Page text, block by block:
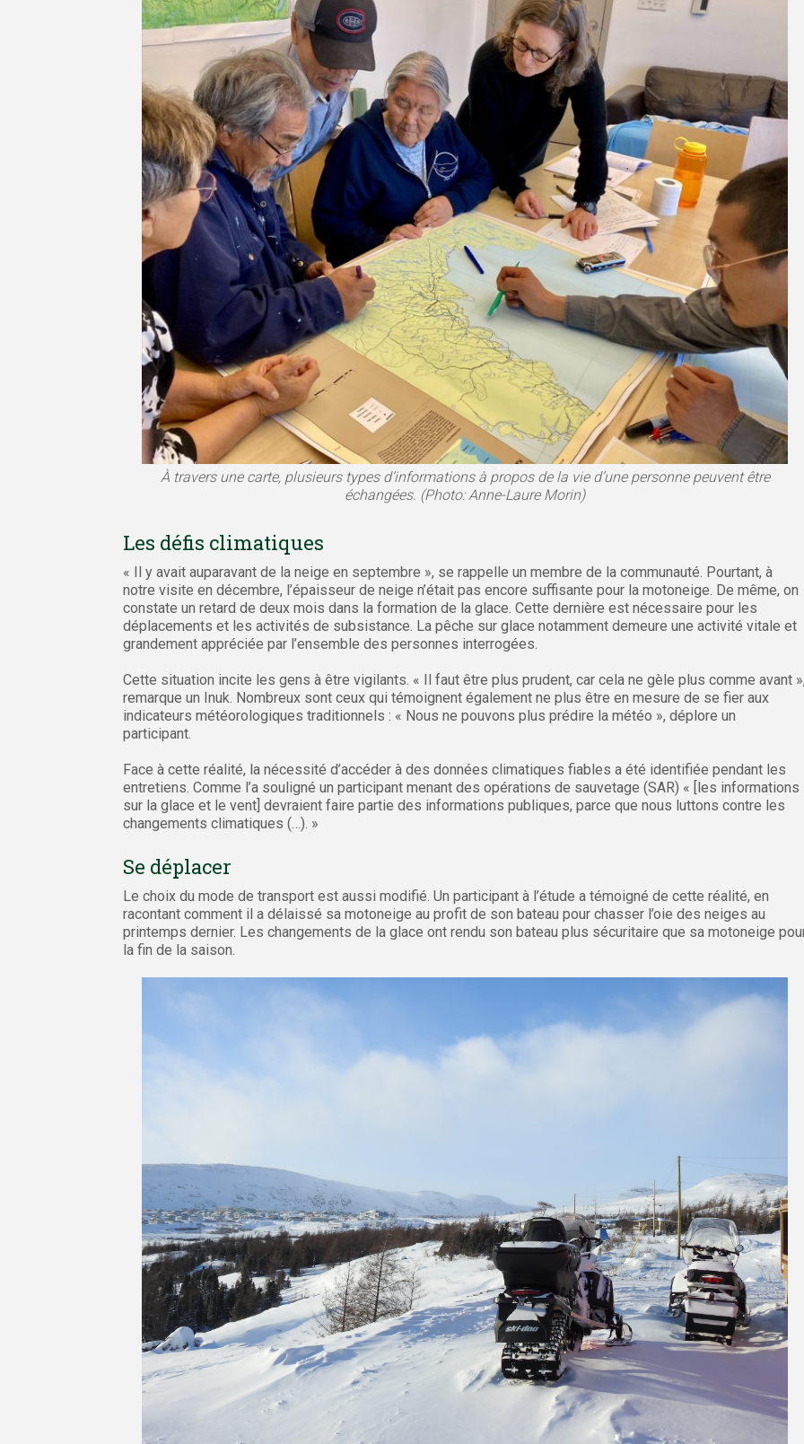
À travers une carte, plusieurs types d’informations à propos de la vie d’une personne peuvent être
échangées. (Photo: Anne-Laure Morin)
Les défis climatiques
« Il y avait auparavant de la neige en septembre », se rappelle un membre de la communauté. Pourtant, à
notre visite en décembre, l’épaisseur de neige n’était pas encore suffisante pour la motoneige. De même, on
constate un retard de deux mois dans la formation de la glace. Cette dernière est nécessaire pour les
déplacements et les activités de subsistance. La pêche sur glace notamment demeure une activité vitale et
grandement appréciée par l’ensemble des personnes interrogées.
Cette situation incite les gens à être vigilants. « Il faut être plus prudent, car cela ne gèle plus comme avant
remarque un Inuk. Nombreux sont ceux qui témoignent également ne plus être en mesure de se fier aux
indicateurs météorologiques traditionnels : « Nous ne pouvons plus prédire la météo », déplore un
participant.
Face à cette réalité, la nécessité d’accéder à des données climatiques fiables a été identifiée pendant les
entretiens. Comme l’a souligné un participant menant des opérations de sauvetage (SAR) « [les informations
sur la glace et le vent] devraient faire partie des informations publiques, parce que nous luttons contre les
changements climatiques (…). »
Se déplacer
Le choix du mode de transport est aussi modifié. Un participant à l’étude a témoigné de cette réalité, en
racontant comment il a délaissé sa motoneige au profit de son bateau pour chasser l’oie des neiges au
printemps dernier. Les changements de la glace ont rendu son bateau plus sécuritaire que sa motoneige
la fin de la saison.